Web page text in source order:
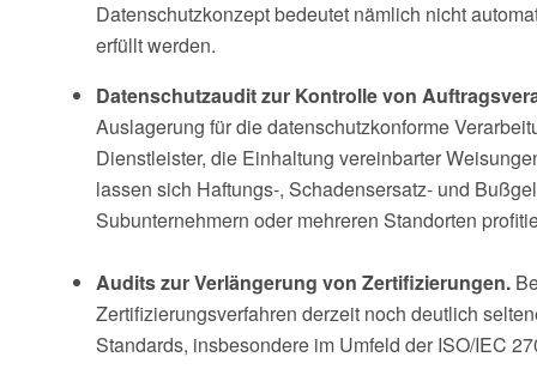
Datenschutzkonzept bedeutet nämlich nicht
erfüllt werden.
Datenschutzauditzur Kontrolle von
Auslagerung für die datenschutzkonforme
Dienstleister, die Einhaltung vereinbarter
lassen sich Haftungs-, Schadensersatz- und
Subunternehmern oder mehreren Standorten
Audits zur Verlängerung von Zertifizierungen.
Zertifizierungsverfahren derzeit noch deutlich
Standards, insbesondere im Umfeld der ISO/IEC